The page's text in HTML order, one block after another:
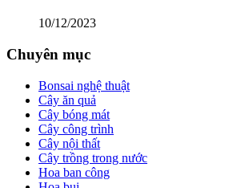
10/12/2023
Chuyên mục
Bonsai nghệ thuật
Cây ăn quả
Cây bóng mát
Cây công trình
Cây nội thất
Cây trồng trong nước
Hoa ban công